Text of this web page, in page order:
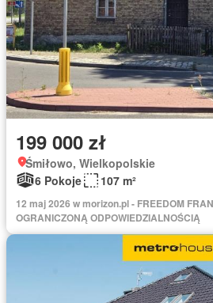
199 000 zł
Śmiłowo, Wielkopolskie
6 Pokoje
107 m²
12 maj 2026 w morizon.pl - FREEDOM
OGRANICZONĄ ODPOWIEDZIALNOŚCIĄ